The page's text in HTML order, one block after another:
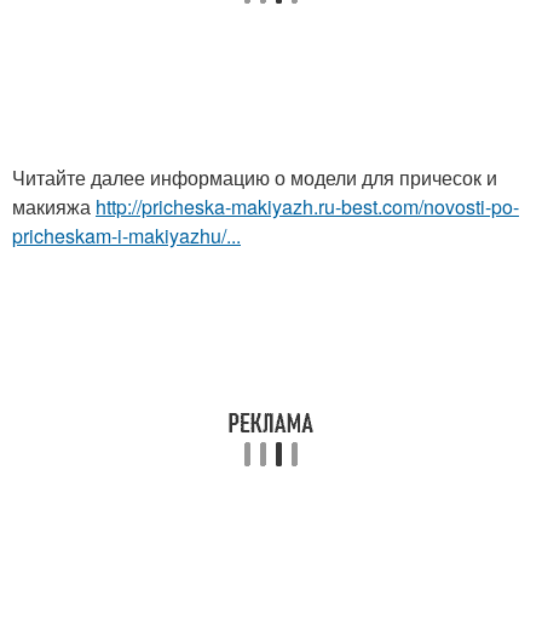
Читайте далее информацию о модели для причесок и
макияжа http://pricheska-makiyazh.ru-best.com/novosti-po-
pricheskam-i-makiyazhu/...